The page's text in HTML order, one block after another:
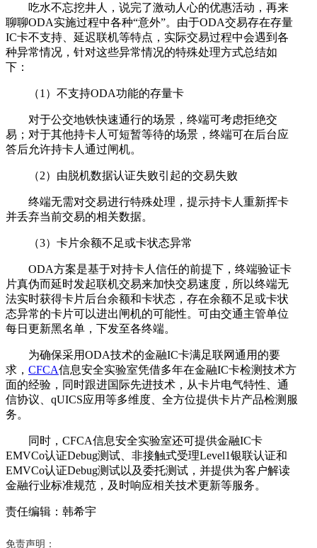
吃水不忘挖井人，说完了激动人心的优惠活动，再来
聊聊ODA实施过程中各种“意外”。由于ODA交易存在存量
IC卡不支持、延迟联机等特点，实际交易过程中会遇到各
种异常情况，针对这些异常情况的特殊处理方式总结如
下：
（1）不支持ODA功能的存量卡
对于公交地铁快速通行的场景，终端可考虑拒绝交
易；对于其他持卡人可短暂等待的场景，终端可在后台应
答后允许持卡人通过闸机。
（2）由脱机数据认证失败引起的交易失败
终端无需对交易进行特殊处理，提示持卡人重新挥卡
并丢弃当前交易的相关数据。
（3）卡片余额不足或卡状态异常
ODA方案是基于对持卡人信任的前提下，终端验证卡
片真伪而延时发起联机交易来加快交易速度，所以终端无
法实时获得卡片后台余额和卡状态，存在余额不足或卡状
态异常的卡片可以进出闸机的可能性。可由交通主管单位
每日更新黑名单，下发至各终端。
为确保采用ODA技术的金融IC卡满足联网通用的要
求， CFCA信息安全实验室凭借多年在金融IC卡检测技术方
面的经验，同时跟进国际先进技术，从卡片电气特性、通
信协议、qUICS应用等多维度、全方位提供卡片产品检测服
务。
同时，CFCA信息安全实验室还可提供金融IC卡
EMVCo认证Debug测试、非接触式受理Level1银联认证和
EMVCo认证Debug测试以及委托测试，并提供为客户解读
金融行业标准规范，及时响应相关技术更新等服务。
责任编辑：韩希宇
免责声明：